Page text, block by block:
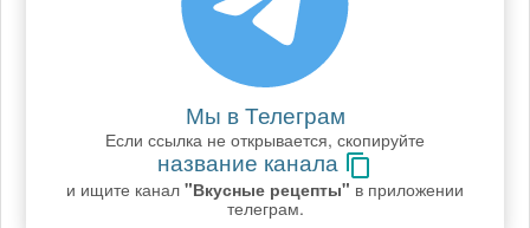
Мы в Телеграм
Если ссылка не открывается, скопируйте
название канала
и ищите канал "Вкусные рецепты" в приложении
телеграм.